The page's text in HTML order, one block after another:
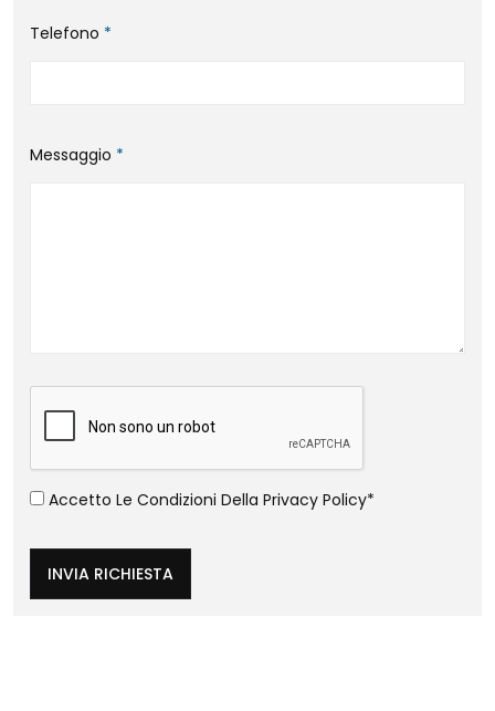
Telefono *
Messaggio *
Accetto Le Condizioni Della Privacy Policy*
INVIA RICHIESTA